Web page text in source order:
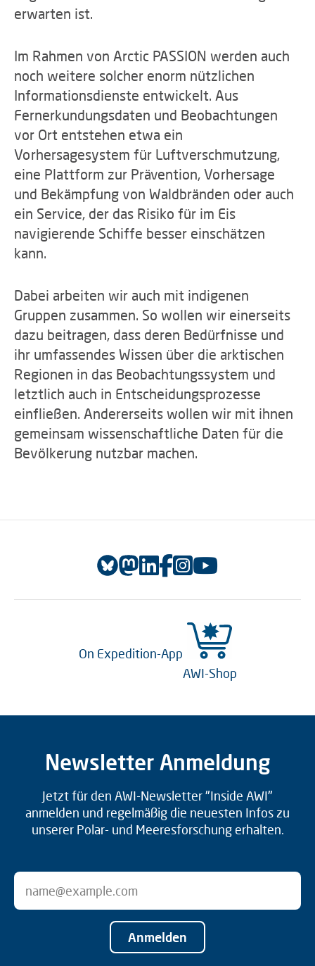
erwarten ist.
Im Rahmen von Arctic PASSION werden auch
noch weitere solcher enorm nützlichen
Informationsdienste entwickelt. Aus
Fernerkundungsdaten und Beobachtungen
vor Ort entstehen etwa ein
Vorhersagesystem für Luftverschmutzung,
eine Plattform zur Prävention, Vorhersage
und Bekämpfung von Waldbränden oder auch
ein Service, der das Risiko für im Eis
navigierende Schiffe besser einschätzen
kann.
Dabei arbeiten wir auch mit indigenen
Gruppen zusammen. So wollen wir einerseits
dazu beitragen, dass deren Bedürfnisse und
ihr umfassendes Wissen über die arktischen
Regionen in das Beobachtungssystem und
letztlich auch in Entscheidungsprozesse
einfließen. Andererseits wollen wir mit ihnen
gemeinsam wissenschaftliche Daten für die
Bevölkerung nutzbar machen.
On Expedition-App
AWI-Shop
Newsletter Anmeldung
Jetzt für den AWI-Newsletter "Inside AWI"
anmelden und regelmäßig die neuesten Infos zu
unserer Polar- und Meeresforschung erhalten.
Anmelden